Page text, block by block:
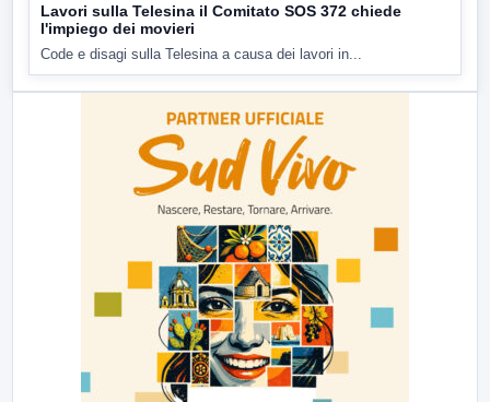
Lavori sulla Telesina il Comitato SOS 372 chiede
l'impiego dei movieri
Code e disagi sulla Telesina a causa dei lavori in...